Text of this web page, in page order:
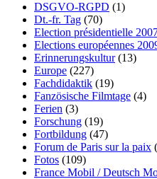
DSGVO-RGPD (1)
Dt.-fr. Tag (70)
Election présidentielle
Elections européennes
Erinnerungskultur(13)
Europe (227)
Fachdidaktik (19)
Fanzösische Filmtage (4)
Ferien (3)
Forschung (19)
Fortbildung (47)
Forum de Paris sur la paix
Fotos (109)
France Mobil / Deutsch